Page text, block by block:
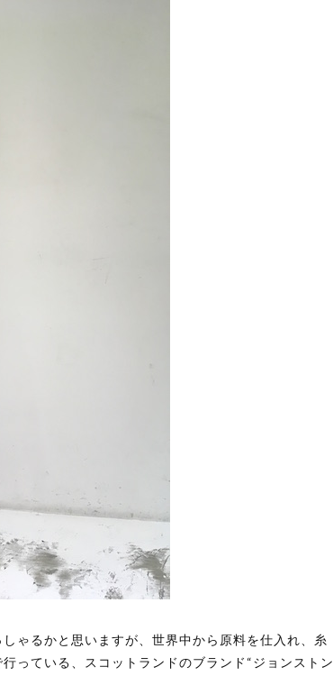
ゃるかと思いますが、世界中から原料を仕入れ、糸
っている、スコットランドのブランド“ジョンストン